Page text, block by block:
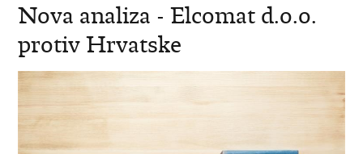
Nova analiza - Elcomat d.o.o.
protiv Hrvatske